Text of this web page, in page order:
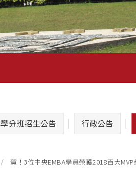
學分班招生公告 行政公告
賀！3位中央EMBA學員榮獲2018百大